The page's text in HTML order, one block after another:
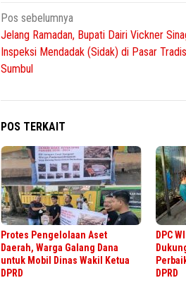
Navigasi
pos
Pos sebelumnya
Jelang Ramadan, Bupati Dairi Vickner
Inspeksi Mendadak (Sidak) di Pasar
Sumbul
POS TERKAIT
Protes Pengelolaan Aset
Daerah, Warga Galang Dana
untuk Mobil Dinas Wakil Ketua
DPRD
DPC
DPRD